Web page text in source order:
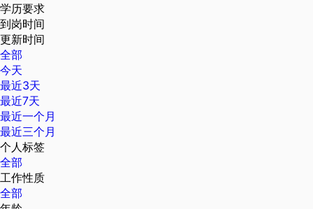
学历要求
到岗时间
更新时间
全部
今天
最近3天
最近7天
最近一个月
最近三个月
个人标签
全部
工作性质
全部